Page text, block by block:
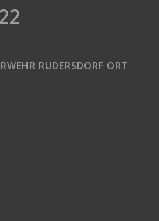
RUDERSDORF ORT